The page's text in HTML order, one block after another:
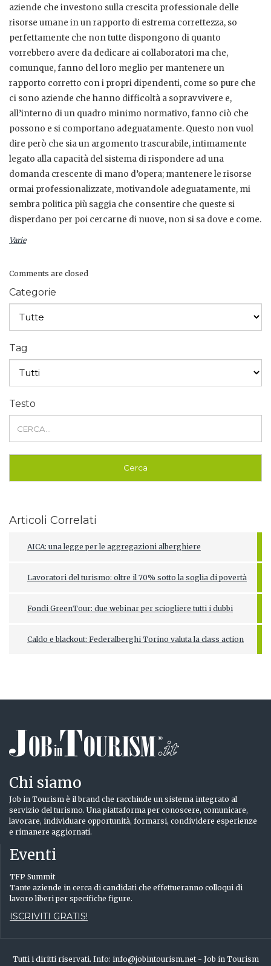
aziende che investono sulla crescita professionale delle
risorse umane in un rapporto di estrema correttezza, so
perfettamente che non tutte dispongono di quanto
vorrebbero avere da dedicare ai collaboratori ma che,
comunque, fanno del loro meglio per mantenere un
rapporto corretto con i propri dipendenti, come so pure che
ci sono aziende che hanno difficoltà a sopravvivere e,
all’interno di un quadro minimo normativo, fanno ciò che
possono e si comportano adeguatamente. Questo non vuol
dire però che sia un argomento trascurabile, intimamente
legato alla capacità del sistema di rispondere ad una
domanda crescente di mano d’opera; mantenere le risorse
ormai professionalizzate, motivandole adeguatamente, mi
sembra politica più saggia che consentire che queste si
disperdano per poi cercarne di nuove, non si sa dove e come.
Varie
Comments are closed
Categorie
Tag
Testo
Articoli Correlati
AICA: una legge per le aggregazioni alberghiere
Lavoratori del turismo: oltre il 70% sotto la soglia di povertà
Fondi GreenTour: due webinar per sciogliere tutti i dubbi
Caldo e blackout: Federalberghi Torino valuta la class action
Chi siamo
Job in Tourism è il brand che racchiude un sistema integrato al
servizio del turismo. Una piattaforma per conoscere, comunicare,
lavorare, individuare opportunità, formarsi, condividere esperienze
e rimanere aggiornati.
Eventi
TFP Summit
Tante aziende in cerca di candidati che effettueranno colloqui di
lavoro liberi per specifiche figure.
ISCRIVITI GRATIS!
Tutti i diritti riservati. Info: info@jobintourism.net - Job in Tourism